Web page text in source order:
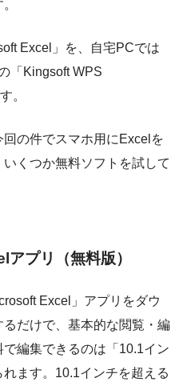
Excel」を、自宅PCでは
「Kingsoft WPS
。
の件でスマホ用にExcelを
くつか無料ソフトを試して
プリ（無料版）
Excel」アプリをダウ
だけで、基本的な閲覧・編
編集できるのは「10.1イン
ます。10.1インチを超える